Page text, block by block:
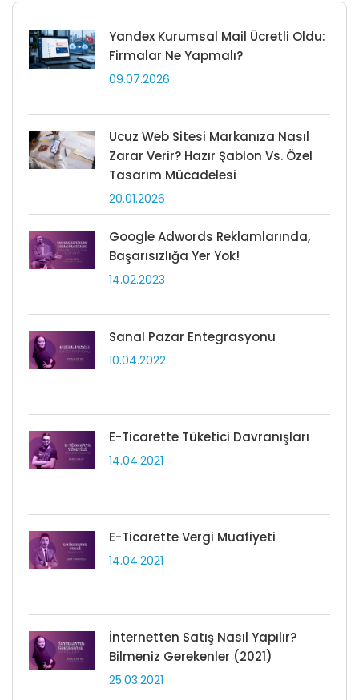
Yandex Kurumsal Mail Ücretli Oldu:
Firmalar Ne Yapmalı?
09.07.2026
Ucuz Web Sitesi Markanıza Nasıl
Zarar Verir? Hazır Şablon Vs. Özel
Tasarım Mücadelesi
20.01.2026
Google Adwords Reklamlarında,
Başarısızlığa Yer Yok!
14.02.2023
Sanal Pazar Entegrasyonu
10.04.2022
E-Ticarette Tüketici Davranışları
14.04.2021
E-Ticarette Vergi Muafiyeti
14.04.2021
İnternetten Satış Nasıl Yapılır?
Bilmeniz Gerekenler (2021)
25.03.2021